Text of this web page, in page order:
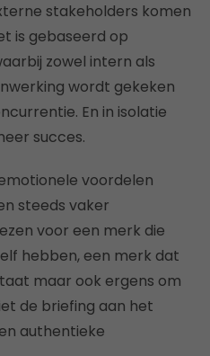
stakeholders komen
is gebaseerd op
zowel intern als
wordt gekeken
En in isolatie
succes.
voordelen
steeds vaker
voor een merk die
hebben, een merk dat
maar ook ergens om
de briefing aan het
authentieke